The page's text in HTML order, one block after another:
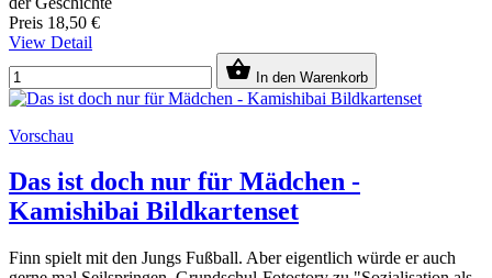
Preis 18,50 €
View Detail
 In den Warenkorb
Vorschau
Das ist doch nur für Mädchen -
Kamishibai Bildkartenset
Finn spielt mit den Jungs Fußball. Aber eigentlich würde er auch